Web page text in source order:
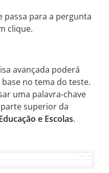
passa para a pergunta
clique.
avançada poderá
no tema do teste.
uma palavra-chave
superior da
e Escolas.